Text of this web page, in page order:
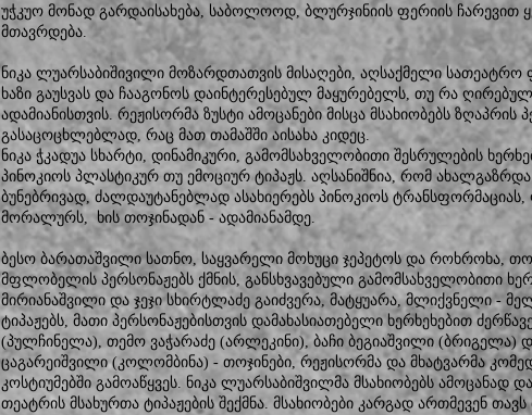
უჭკუო მონად გარდაისახება, საბოლოოდ, ბლურჯინიის ფერიის ჩარევით
მთავრდება.
ნიკა ლუარსაბიშივილი მოზარდთათვის მისაღები, აღსაქმელი
ხაზი გაუსვას და ჩააგონოს დაინტერესებულ მაყურებელს, თუ რა
ადამიანისთვის. რეჟისორმა ზუსტი ამოცანები მისცა მსახიობებს ზღაპრის
გასაცოცხლებლად, რაც მათ თამაშში აისახა კიდეც.
ნიკა ჭკადუა სხარტი, დინამიკური, გამომსახველობითი შესრულების
პინოკიოს პლასტიკურ თუ ემოციურ ტიპაჟს. აღსანიშნია, რომ ახალგაზრდა
ბუნებრივად, ძალდაუტანებლად ასახიერებს პინოკიოს ტრანსფორმაციას,
მორალურს, ხის თოჯინადან - ადამიანამდე.
ბესო ბარათაშვილი სათნო, საყვარელი მოხუცი ჯეპეტოს და როხროხა,
მფლობელის პერსონაჟებს ქმნის, განსხვავებული გამომსახველობითი
მირიანაშვილი და ჯეჯი სხირტლაძე გაიძვერა, მატყუარა, მლიქვნელი -
ტიპაჟებს, მათი პერსონაჟებისთვის დამახასიათებელი ხერხეხებით
(პულჩინელა), თემო ვაჭარაძე (არლეკინი), ბაჩი ბეგიაშვილი (ბრიგელა)
ცაგარეიშვილი (კოლომბინა) - თოჯინები, რეჟისორმა და მხატვარმა
კოსტიუმებში გამოაწყვეს. ნიკა ლუარსაბიშვილმა მსახიობებს ამოცანად
თეატრის მსახურთა ტიპაჟების შექმნა. მსახიობები კარგად ართმევენ